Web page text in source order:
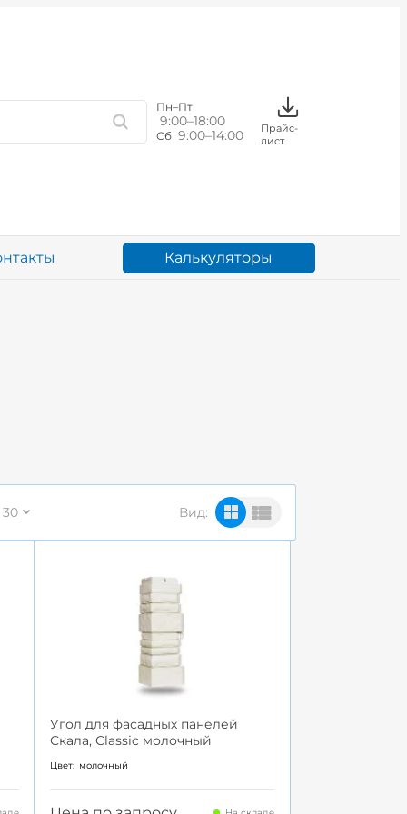
Пн–Пт
9:00–18:00
Сб 9:00–14:00
Прайс-
лист
Калькуляторы
30 Вид:
Угол для фасадных панелей
Скала, Classic молочный
Цвет: молочный